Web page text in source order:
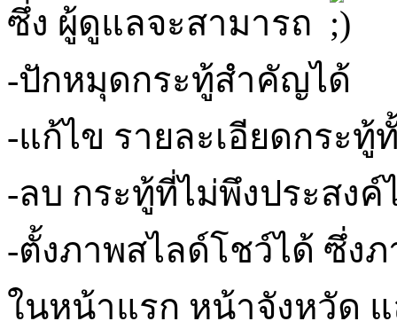
ซึ่ง ผู้ดูแลจะสามารถ
-ปักหมุดกระทู้สำคัญได้
-แก้ไข รายละเอียดกระทู้
-ลบ กระทู้ที่ไม่พึงประสงค์
-ตั้งภาพสไลด์โชว์ได้ ซึ่ง
ในหน้าแรก หน้าจังหวัด